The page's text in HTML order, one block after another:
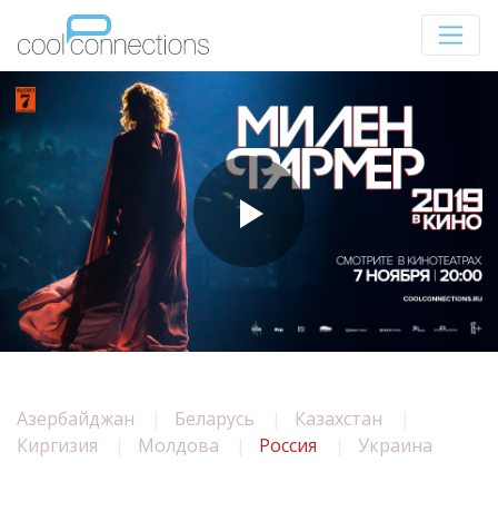
Азербайджан Беларусь
Казахстан
Киргизия
Молдова Россия Украина